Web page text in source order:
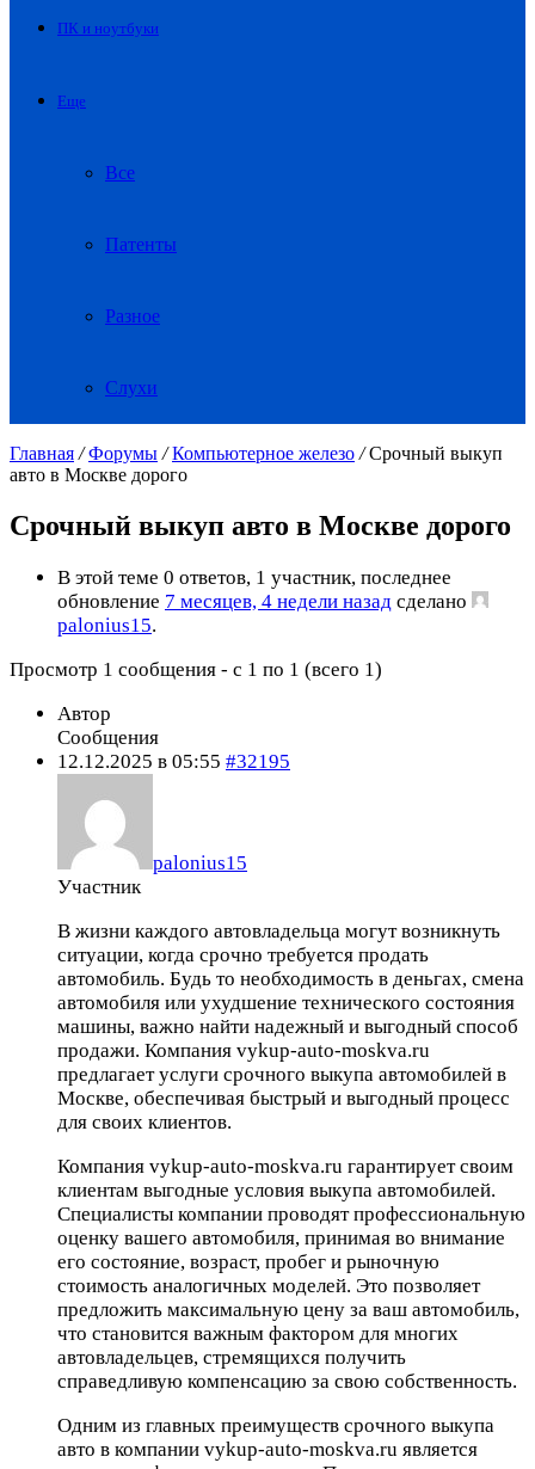
ПК и ноутбуки
Еще
Все
Патенты
Разное
Слухи
Главная / Форумы / Компьютерное железо / Срочный выкуп
авто в Москве дорого
Срочный выкуп авто в Москве дорого
В этой теме 0 ответов, 1 участник, последнее
обновление 7 месяцев, 4 недели назад сделано
palonius15.
Просмотр 1 сообщения - с 1 по 1 (всего 1)
Автор
Сообщения
12.12.2025 в 05:55 #32195
palonius15
Участник
В жизни каждого автовладельца могут возникнуть
ситуации, когда срочно требуется продать
автомобиль. Будь то необходимость в деньгах, смена
автомобиля или ухудшение технического состояния
машины, важно найти надежный и выгодный способ
продажи. Компания vykup-auto-moskva.ru
предлагает услуги срочного выкупа автомобилей в
Москве, обеспечивая быстрый и выгодный процесс
для своих клиентов.
Компания vykup-auto-moskva.ru гарантирует своим
клиентам выгодные условия выкупа автомобилей.
Специалисты компании проводят профессиональную
оценку вашего автомобиля, принимая во внимание
его состояние, возраст, пробег и рыночную
стоимость аналогичных моделей. Это позволяет
предложить максимальную цену за ваш автомобиль,
что становится важным фактором для многих
автовладельцев, стремящихся получить
справедливую компенсацию за свою собственность.
Одним из главных преимуществ срочного выкупа
авто в компании vykup-auto-moskva.ru является